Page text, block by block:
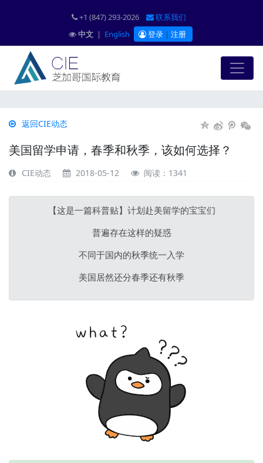
+1 (847) 293-2026
联系我们
中文 | English 登录 | 注册
返回CIE动态
美国留学申请，春季和秋季，该如何选择？
CIE动态 2018-05-12 阅读：1341
【这是一篇科普贴】计划赴美留学的宝宝们
普遍存在这样的疑惑
不同于国内的秋季统一入学
美国居然还分春季还有秋季